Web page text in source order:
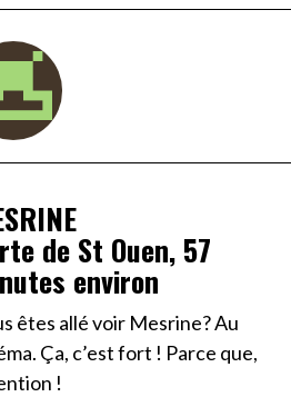
de St Ouen, 57
environ
êtes allé voir Mesrine? Au
Ça, c’est fort ! Parce que,
!